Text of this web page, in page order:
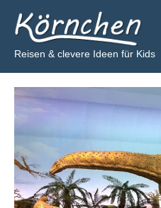
Inhalt
springen
Körnchen
Reisen & clevere Ideen für Kids